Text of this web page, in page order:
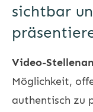
sichtbar
Video-
Möglichkeit,
authentisch zu